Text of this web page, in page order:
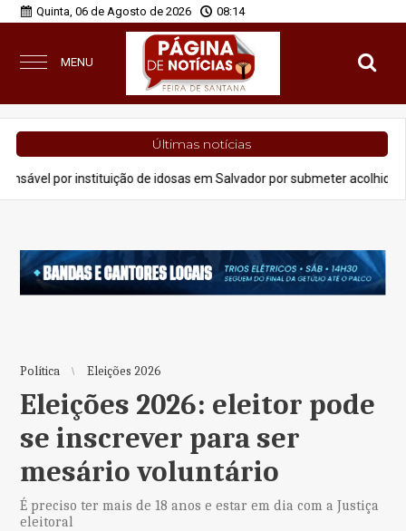
Quinta, 06 de Agosto de 2026 08:14
MENU
Últimas notícias
instituição de idosas em Salvador por submeter acolhidas a
Política Eleições 2026
Eleições 2026: eleitor pode
se inscrever para ser
mesário voluntário
É preciso ter mais de 18 anos e estar em dia com a Justiça
eleitoral